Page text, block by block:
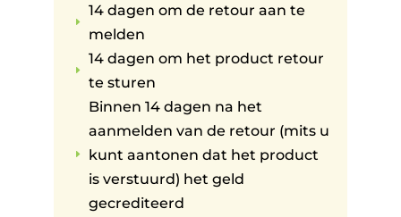
E
14 dagen om de retour aan te
melden
E
14 dagen om het product retour
te sturen
E
Binnen 14 dagen na het
aanmelden van de retour (mits u
kunt aantonen dat het product
is verstuurd) het geld
gecrediteerd